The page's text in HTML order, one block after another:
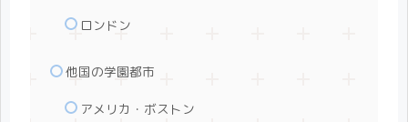
ロンドン
他国の学園都市
アメリカ・ボストン